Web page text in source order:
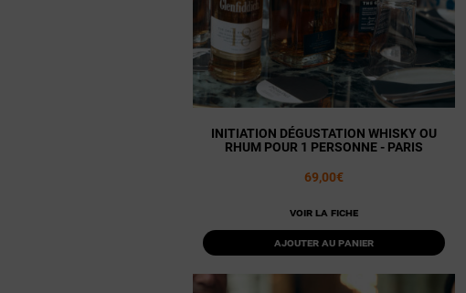
INITIATION DÉGUSTATION WHISKY OU
RHUM POUR 1 PERSONNE - PARIS
69,00€
Voir la fiche
Ajouter au panier